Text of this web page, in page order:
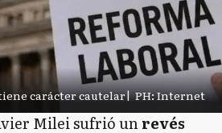
carácter cautelar| PH: Internet
Milei sufrió unrevés